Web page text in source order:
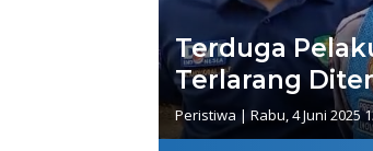
Terduga
Terlarang
Peristiwa | Rabu, 4 Juni 2025